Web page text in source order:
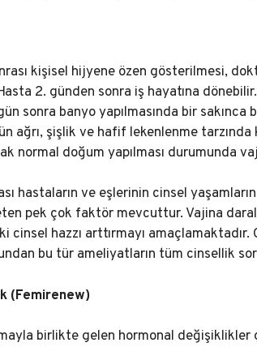
kişisel hijyene özen gösterilmesi,
2. günden sonra iş hayatına
sonra banyo yapılmasında bir
ağrı, şişlik ve hafif lekenlenme
normal doğum yapılması durumunda
hastaların ve eşlerinin cinsel
pek çok faktör mevcuttur. Vajina
hazzı arttırmayı
bu tür ameliyatların tüm cinsellik
(Femirenew)
birlikte gelen hormonal